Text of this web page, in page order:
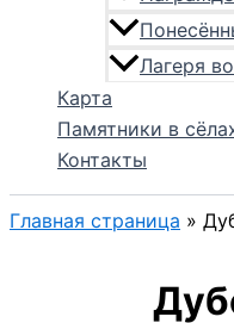
Лагеря
Карта
Памятники в
Контакты
Главная страница »